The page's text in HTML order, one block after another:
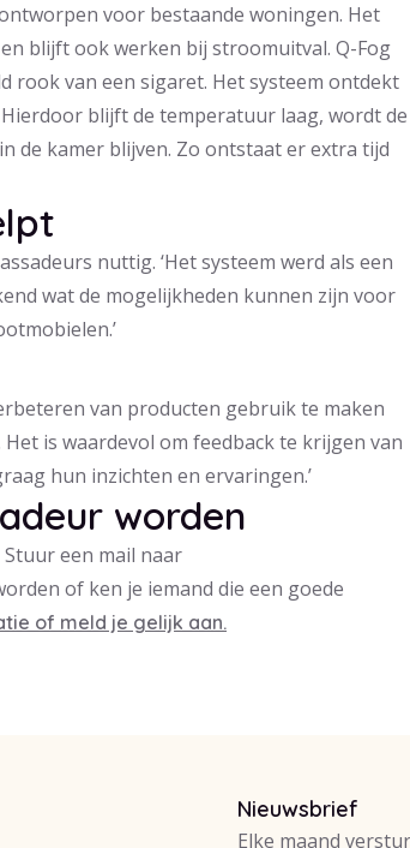
voor bestaande woningen. Het
blijft ook werken bij stroomuitval. Q-Fog
rook van een sigaret. Het systeem ontdekt
blijft de temperatuur laag, wordt de
de kamer blijven. Zo ontstaat er extra tijd
nuttig. ‘Het systeem werd als een
wat de mogelijkheden kunnen zijn voor
van producten gebruik te maken
is waardevol om feedback te krijgen van
hun inzichten en ervaringen.’
worden
een mail naar
of ken je iemand die een goede
of meld je gelijk aan.
Nieuwsbrief
Elke maand